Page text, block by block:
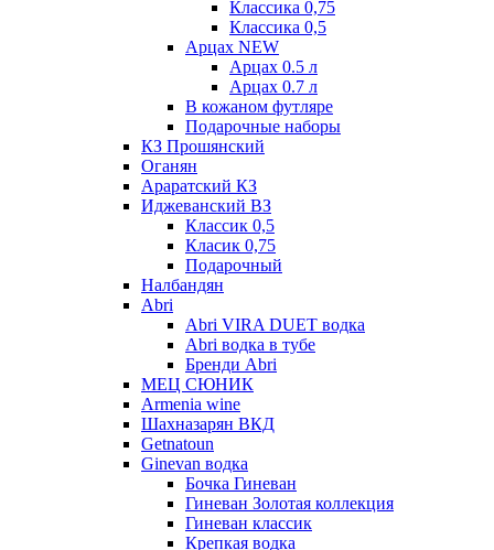
Классика 0,75
Классика 0,5
Арцах NEW
Арцах 0.5 л
Арцах 0.7 л
В кожаном футляре
Подарочные наборы
КЗ Прошянский
Оганян
Араратский КЗ
Иджеванский ВЗ
Классик 0,5
Класик 0,75
Подарочный
Налбандян
Abri
Abri VIRA DUET водка
Abri водка в тубе
Бренди Abri
МЕЦ СЮНИК
Armenia wine
Шахназарян ВКД
Getnatoun
Ginevan водка
Бочка Гиневан
Гиневан Золотая коллекция
Гиневан классик
Крепкая водка